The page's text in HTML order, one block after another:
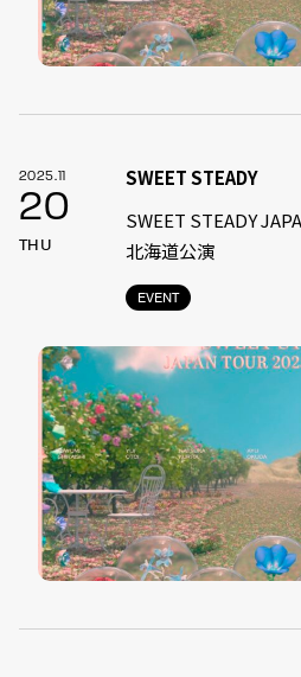
2025.11
20
THU
EVENT
SWEET STEADY
SWEET STEADY
北海道公演